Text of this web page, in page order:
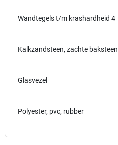
Wandtegels t/m krashardheid 4
Kalkzandsteen, zachte baksteen
Glasvezel
Polyester, pvc, rubber